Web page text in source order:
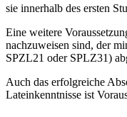
sie innerhalb des ersten
Eine weitere
nachzuweisen sind, der
SPZL21 oder SPLZ31)
Auch das erfolgreiche
Lateinkenntnisse ist